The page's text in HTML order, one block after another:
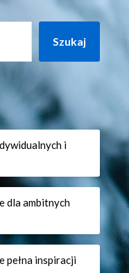
Szukaj
i
dla ambitnych
pełna inspiracji